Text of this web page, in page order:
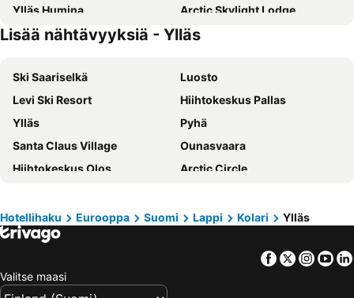
Ylläs Humina
Arctic Skylight Lodge
Raitismaja
Lapland Fellas - Äkäslompolo
Kuulapää Chalet
Lisää nähtävyyksiä - Ylläs
Ski Saariselkä
Luosto
Levi Ski Resort
Hiihtokeskus Pallas
Ylläs
Pyhä
Santa Claus Village
Ounasvaara
Hiihtokeskus Olos
Arctic Circle
Levi Golf
SantaPark
Suomutunturi
Tankavaaran Kultakylä
Hotellihaku Eurooppa Suomi Lappi Kolari Ylläs
Facebook
Twitter
Valitse maasi